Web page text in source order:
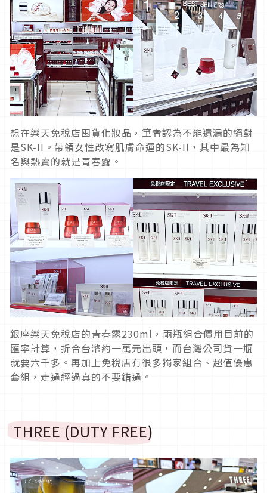
想在樂天免稅店囤貨化妝品，筆者認為不能遺漏的絕對
是SK-II。帶領女性改寫肌膚命運的SK-II，其中最為知
名與熱賣的就是青春露。
銀座樂天免稅店的青春露230ml，兩瓶組合價用目前的
匯率計算，折合台幣約一萬元出頭，而台灣公司貨一瓶
就要六千多。再加上免稅店有很多獨家組合、超值優惠
套組，走過經過真的不要錯過。
THREE (DUTY FREE)